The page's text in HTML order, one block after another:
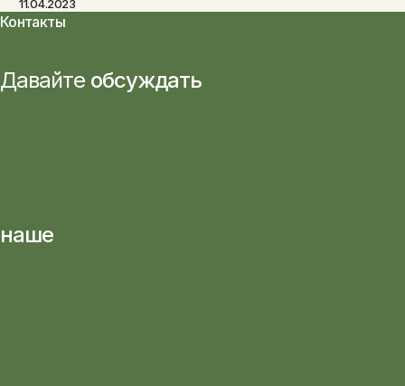
11.04.2023
Контакты
Давайте обсуждать
наше